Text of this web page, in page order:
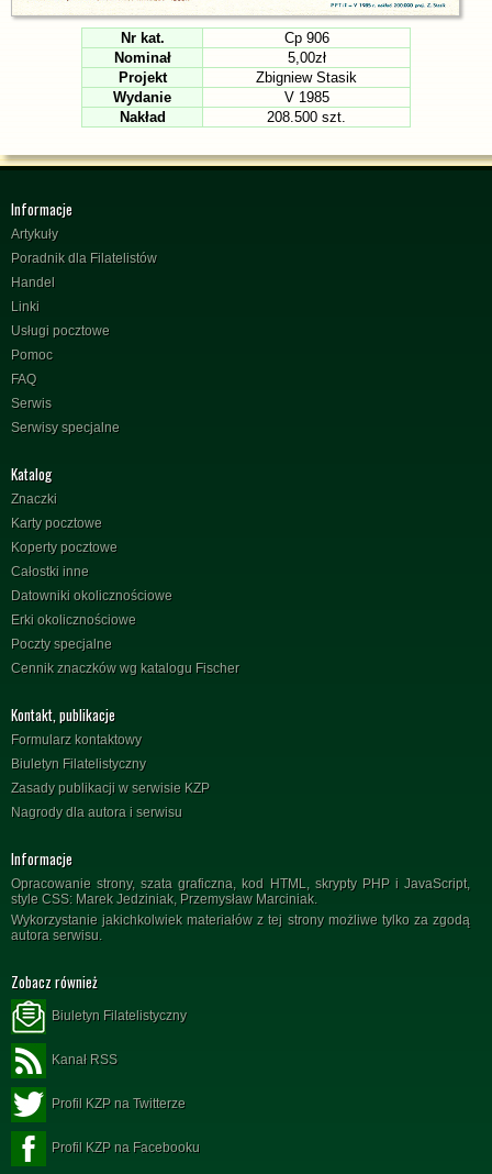
Nr kat.
Cp 906
Nominał
5,00zł
Projekt
Zbigniew Stasik
Wydanie
V 1985
Nakład
208.500 szt.
Informacje
Artykuły
Poradnik dla Filatelistów
Handel
Linki
Usługi pocztowe
Pomoc
FAQ
Serwis
Serwisy specjalne
Katalog
Znaczki
Karty pocztowe
Koperty pocztowe
Całostki inne
Datowniki okolicznościowe
Erki okolicznościowe
Poczty specjalne
Cennik znaczków wg katalogu Fischer
Kontakt, publikacje
Formularz kontaktowy
Biuletyn Filatelistyczny
Zasady publikacji w serwisie KZP
Nagrody dla autora i serwisu
Informacje
Opracowanie strony, szata graficzna, kod HTML, skrypty PHP i JavaScript,
style CSS: Marek Jedziniak, Przemysław Marciniak.
Wykorzystanie jakichkolwiek materiałów z tej strony możliwe tylko za zgodą
autora serwisu.
Zobacz również
Biuletyn Filatelistyczny
Kanał RSS
Profil KZP na Twitterze
Profil KZP na Facebooku